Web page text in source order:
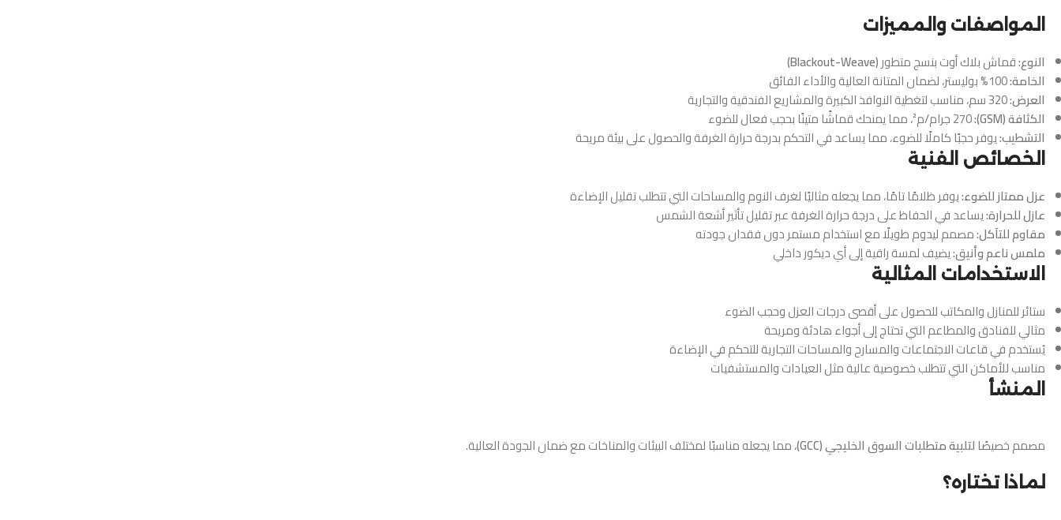
المواصفات والمميزات
النوع:قماش بلاك أوت بنسج متطور(Blackout-Weave)
الخامة:
العرض:
الكثافة (GSM):
التشطيب:يوفر حجبًا كاملًا للضوء، مما يساعد في التحكم بدرجة حرارة الغرفة والحصول على بيئة مريحة
الخصائص الفنية
عزل ممتاز للضوء:يوفر ظلامًا تامًا، مما يجعله مثاليًا لغرف النوم والمساحات التي تتطلب تقليل الإضاءة
عازل للحرارة:يساعد في الحفاظ على درجة حرارة الغرفة عبر تقليل تأثير أشعة الشمس
مقاوم للتآكل:مصمم ليدوم طويلًا مع استخدام مستمر دون فقدان جودته
ملمس ناعم وأنيق:يضيف لمسة راقية إلى أي ديكور داخلي
الاستخدامات المثالية
ستائر للمنازل والمكاتب للحصول على أقصى درجات العزل وحجب الضوء
مثالي للفنادق والمطاعم التي تحتاج إلى أجواء هادئة ومريحة
يُستخدم في قاعات الاجتماعات والمسارح والمساحات التجارية للتحكم في الإضاءة
مناسب للأماكن التي تتطلب خصوصية عالية مثل العيادات والمستشفيات
المنشأ
مصمم خصيصًالتلبية متطلبات السوق الخليجي (GCC) ، مما يجعله مناسبًا لمختلف البيئات والمناخات مع ضمان الجودة العالية.
لماذا تختاره؟